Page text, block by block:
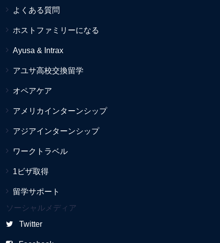
よくある質問
ホストファミリーになる
Ayusa & Intrax
アユサ高校交換留学
オペアケア
アメリカインターンシップ
アジアインターンシップ
ワークトラベル
1ビザ取得
留学サポート
ソーシャルメディア
Twitter